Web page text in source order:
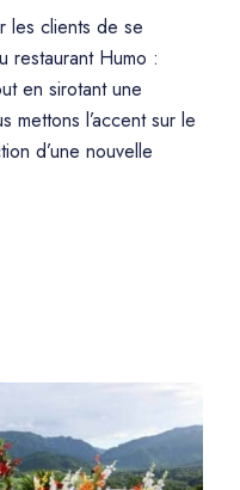
les clients de se
restaurant Humo :
en sirotant une
mettons l’accent sur le
d’une nouvelle